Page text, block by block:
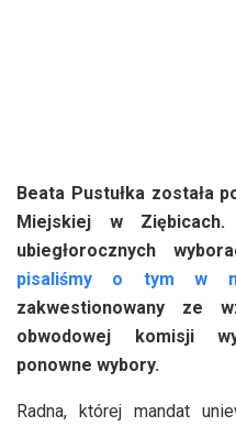
Beata Pustułka została
Miejskiej w
ubiegłorocznych
pisaliśmy o tym w
zakwestionowany ze
obwodowej komisji
ponowne wybory.
Radna, której mandat